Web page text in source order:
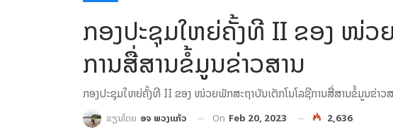
ກອງປະຊຸມໃຫຍ່ຄັ້ງທີ II ຂອງ ໜ່ວ
ການສື່ສານຂໍ້ມູນຂ່າວສານ
ກອງປະຊຸມໃຫຍ່ຄັ້ງທີ II ຂອງ ໜ່ວຍພັກສະຖາບັນເຕັກໂນໂລຊີການສື່ສານຂໍ້ມູນຂ່າວ
ຂຽນໂດຍ ອຈ ພວງແກ້ວ On Feb 20, 2023 2,636